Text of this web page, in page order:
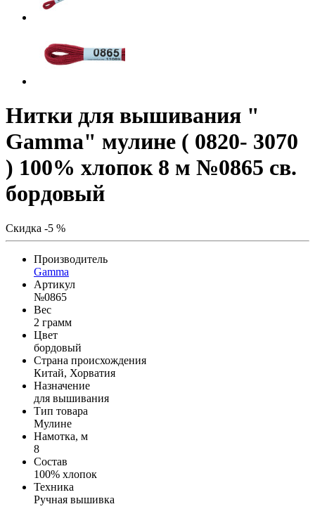
Нитки для вышивания "
Gamma" мулине ( 0820- 3070
) 100% хлопок 8 м №0865 св.
бордовый
Скидка -5 %
Производитель
Gamma
Артикул
№0865
Вес
2 грамм
Цвет
бордовый
Страна происхождения
Китай, Хорватия
Назначение
для вышивания
Тип товара
Мулине
Намотка, м
8
Состав
100% хлопок
Техника
Ручная вышивка